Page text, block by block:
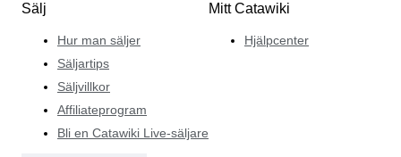
Sälj
Hur man säljer
Säljartips
Säljvillkor
Affiliateprogram
Bli en Catawiki Live-säljare
Mitt Catawiki
Hjälpcenter